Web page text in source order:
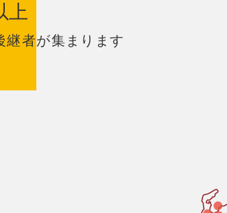
上
継者が集まります